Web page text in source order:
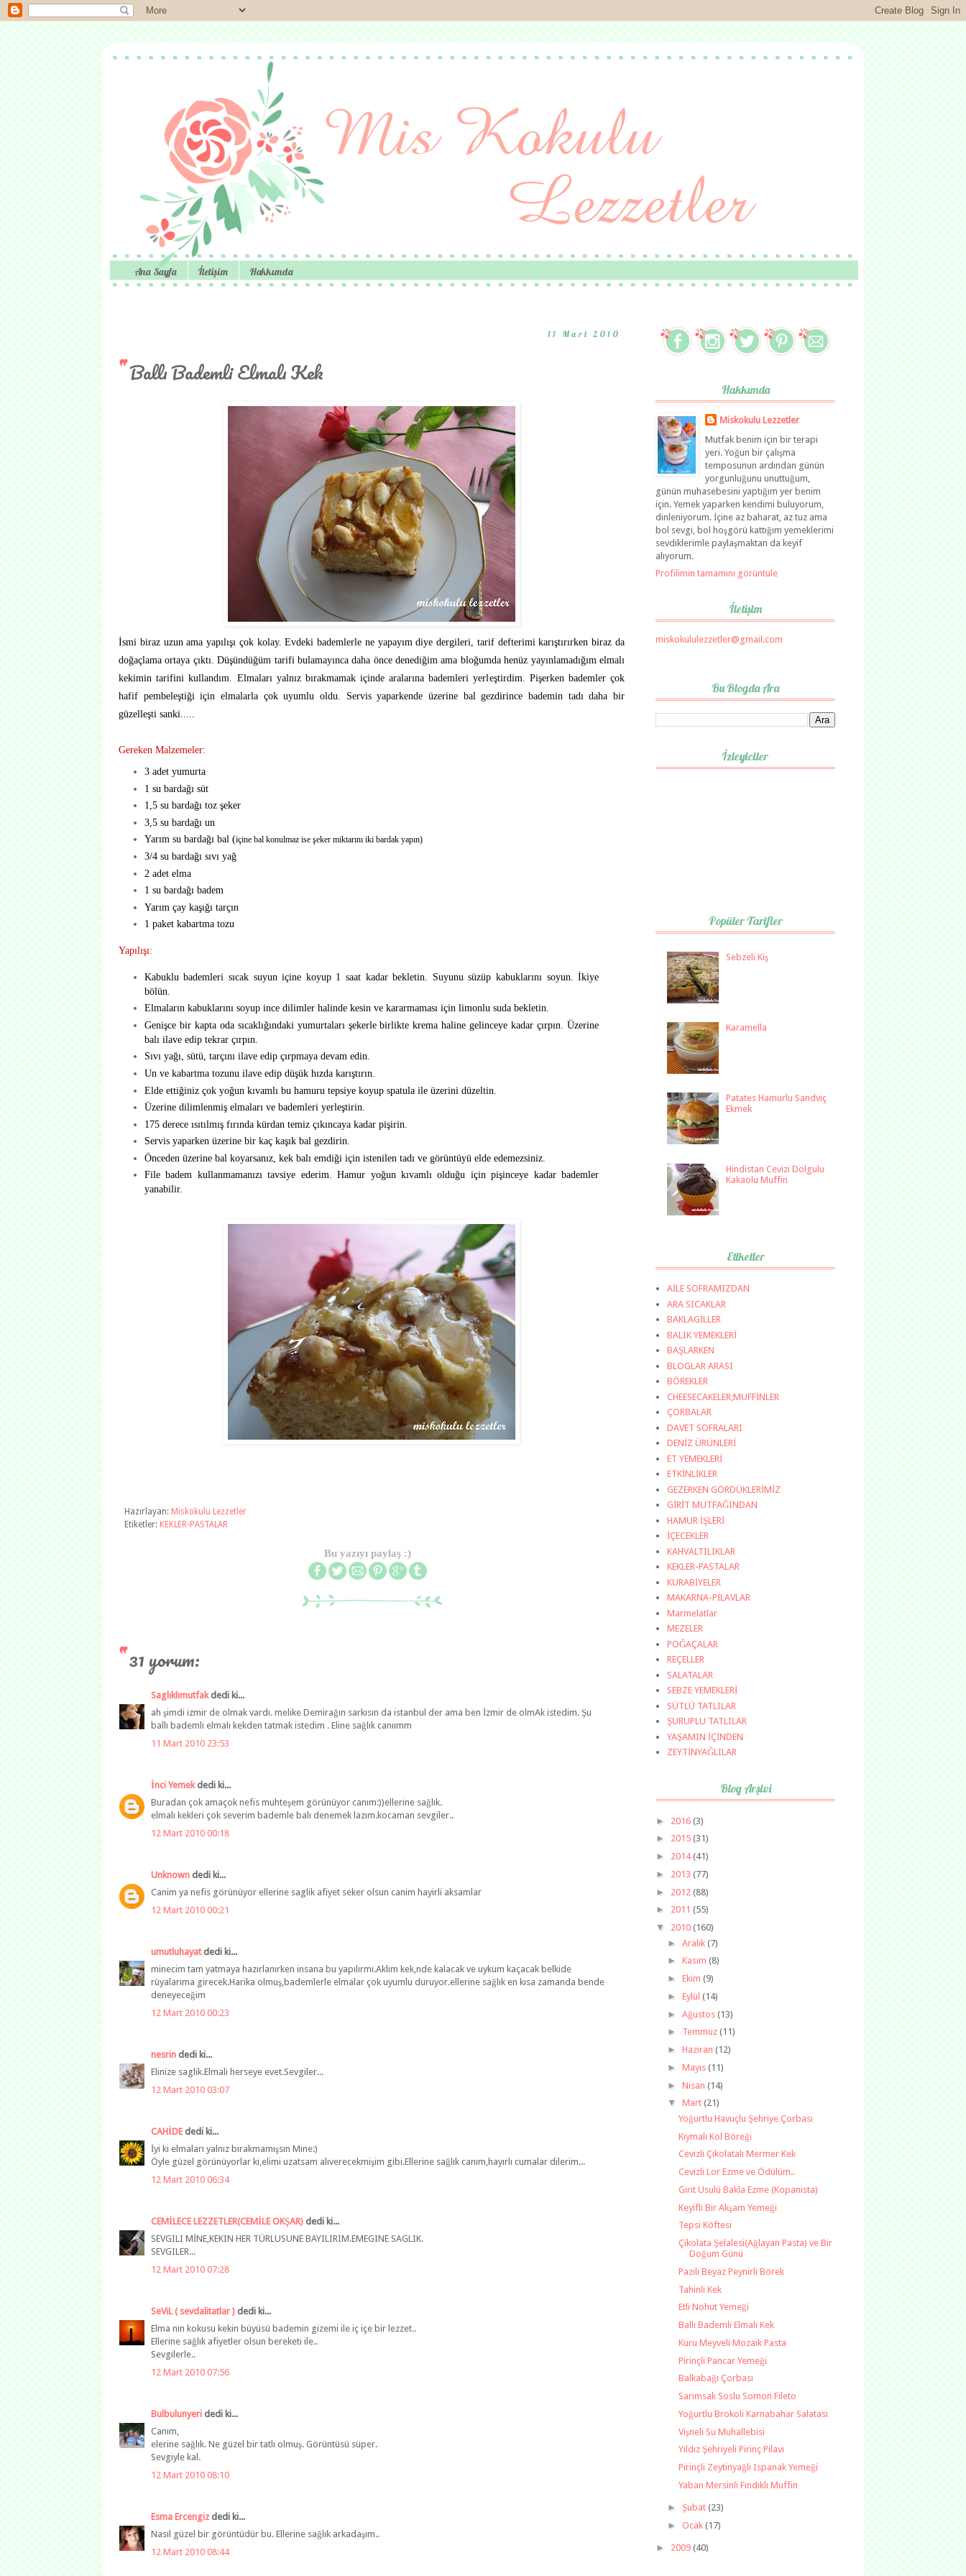
Ana Sayfa İletişim Hakkımda
11 Mart 2010
Ballı Bademli Elmalı Kek
İsmi biraz uzun ama yapılışı çok kolay. Evdeki bademlerle ne yapayım diye dergileri, tarif defterimi karıştırırken biraz da
doğaçlama ortaya çıktı. Düşündüğüm tarifi bulamayınca daha önce denediğim ama bloğumda henüz yayınlamadığım elmalı
kekimin tarifini kullandım. Elmaları yalnız bırakmamak içinde aralarına bademleri yerleştirdim. Pişerken bademler çok
hafif pembeleştiği için elmalarla çok uyumlu oldu. Servis yaparkende üzerine bal gezdirince bademin tadı daha bir
güzelleşti sanki.....
Gereken Malzemeler:
3 adet yumurta
1 su bardağı süt
1,5 su bardağı toz şeker
3,5 su bardağı un
Yarım su bardağı bal (içine bal konulmaz ise şeker miktarını iki bardak yapın)
3/4 su bardağı sıvı yağ
2 adet elma
1 su bardağı badem
Yarım çay kaşığı tarçın
1 paket kabartma tozu
Yapılışı:
Kabuklu bademleri sıcak suyun içine koyup 1 saat kadar bekletin. Suyunu süzüp kabuklarını soyun. İkiye
bölün.
Elmaların kabuklarını soyup ince dilimler halinde kesin ve kararmaması için limonlu suda bekletin.
Genişce bir kapta oda sıcaklığındaki yumurtaları şekerle birlikte krema haline gelinceye kadar çırpın. Üzerine
balı ilave edip tekrar çırpın.
Sıvı yağı, sütü, tarçını ilave edip çırpmaya devam edin.
Un ve kabartma tozunu ilave edip düşük hızda karıştırın.
Elde ettiğiniz çok yoğun kıvamlı bu hamuru tepsiye koyup spatula ile üzerini düzeltin.
Üzerine dilimlenmiş elmaları ve bademleri yerleştirin.
175 derece ısıtılmış fırında kürdan temiz çıkıncaya kadar pişirin.
Servis yaparken üzerine bir kaç kaşık bal gezdirin.
Önceden üzerine bal koyarsanız, kek balı emdiği için istenilen tadı ve görüntüyü elde edemezsiniz.
File badem kullanmamanızı tavsiye ederim. Hamur yoğun kıvamlı olduğu için pişinceye kadar bademler
yanabilir.
Hazırlayan: Miskokulu Lezzetler
Etiketler: KEKLER-PASTALAR
Bu yazıyı paylaş :)
31 yorum:
Saglıklımutfakdedi ki...
ah şimdi izmir de olmak vardı. melike Demirağın sarkısın da istanbul der ama ben İzmir de olmAk istedim. Şu
ballı bademli elmalı kekden tatmak istedim . Eline sağlık canıımm
11 Mart 2010 23:53
İnci Yemekdedi ki...
Buradan çok amaçok nefis muhteşem görünüyor canım:))ellerine sağlık.
elmalı kekleri çok severim bademle balı denemek lazım.kocaman sevgiler..
12 Mart 2010 00:18
Unknown dedi ki...
Canim ya nefis görünüyor ellerine saglik afiyet seker olsun canim hayirli aksamlar
12 Mart 2010 00:21
umutluhayatdedi ki...
minecim tam yatmaya hazırlanırken insana bu yapılırmı.Aklım kek,nde kalacak ve uykum kaçacak belkide
rüyalarıma girecek.Harika olmuş,bademlerle elmalar çok uyumlu duruyor.ellerine sağlık en kısa zamanda bende
deneyeceğim
12 Mart 2010 00:23
nesrin dedi ki...
Elinize saglik.Elmali herseye evet.Sevgiler...
12 Mart 2010 03:07
CAHİDE dedi ki...
İyi ki elmaları yalnız bırakmamışsın Mine:)
Öyle güzel görünüyorlar ki,elimi uzatsam alıverecekmişim gibi.Ellerine sağlık canım,hayırlı cumalar dilerim...
12 Mart 2010 06:34
CEMİLECE LEZZETLER(CEMİLE OKŞAR) dedi ki...
SEVGILI MİNE,KEKIN HER TÜRLUSUNE BAYILIRIM.EMEGINE SAGLIK.
SEVGILER...
12 Mart 2010 07:28
SeViL ( sevdalitatlar ) dedi ki...
Elma nın kokusu kekin büyüsü bademin gizemi ile iç içe bir lezzet..
Ellerine sağlık afiyetler olsun bereketi ile..
Sevgilerle..
12 Mart 2010 07:56
Bulbulunyeri dedi ki...
Canım,
elerine sağlık. Ne güzel bir tatlı olmuş. Görüntüsü süper.
Sevgiyle kal.
12 Mart 2010 08:10
Esma Ercengiz dedi ki...
Nasıl güzel bir görüntüdür bu. Ellerine sağlık arkadaşım..
12 Mart 2010 08:44
Hakkımda
Miskokulu Lezzetler
Mutfak benim için bir terapi
yeri. Yoğun bir çalışma
temposunun ardından günün
yorgunluğunu unuttuğum,
günün muhasebesini yaptığım yer benim
için. Yemek yaparken kendimi buluyorum,
dinleniyorum. İçine az baharat, az tuz ama
bol sevgi, bol hoşgörü kattığım yemeklerimi
sevdiklerimle paylaşmaktan da keyif
alıyorum.
Profilimin tamamını görüntüle
İletişim
miskokululezzetler@gmail.com
Bu Blogda Ara
İzleyiciler
Popüler Tarifler
Sebzeli Kiş
Karamella
Patates Hamurlu Sandviç
Ekmek
Hindistan Cevizi Dolgulu
Kakaolu Muffin
Etiketler
AİLE SOFRAMIZDAN
ARA SICAKLAR
BAKLAGİLLER
BALIK YEMEKLERİ
BAŞLARKEN
BLOGLAR ARASI
BÖREKLER
CHEESECAKELER;MUFFİNLER
ÇORBALAR
DAVET SOFRALARI
DENİZ ÜRÜNLERİ
ET YEMEKLERİ
ETKİNLİKLER
GEZERKEN GÖRDÜKLERİMİZ
GİRİT MUTFAĞINDAN
HAMUR İŞLERİ
İÇECEKLER
KAHVALTILIKLAR
KEKLER-PASTALAR
KURABİYELER
MAKARNA-PİLAVLAR
Marmelatlar
MEZELER
POĞAÇALAR
REÇELLER
SALATALAR
SEBZE YEMEKLERİ
SÜTLÜ TATLILAR
ŞURUPLU TATLILAR
YAŞAMIN İÇİNDEN
ZEYTİNYAĞLILAR
Blog Arşivi
► 2016 (3)
► 2015 (31)
► 2014(41)
► 2013 (77)
► 2012 (88)
► 2011 (55)
▼ 2010 (160)
► Aralık (7)
► Kasım (8)
► Ekim (9)
► Eylül (14)
► Ağustos (13)
► Temmuz (11)
► Haziran (12)
► Mayıs (11)
► Nisan (14)
▼ Mart (21)
Yoğurtlu Havuçlu Şehriye Çorbası
Kıymalı Kol Böreği
Cevizli Çikolatalı Mermer Kek
Cevizli Lor Ezme ve Ödülüm..
Girit Usulü Bakla Ezme (Kopanista)
Keyifli Bir Akşam Yemeği
Tepsi Köftesi
Çikolata Şelalesi(Ağlayan Pasta) ve Bir
Doğum Günü
Pazılı Beyaz Peynirli Börek
Tahinli Kek
Etli Nohut Yemeği
Ballı Bademli Elmalı Kek
Kuru Meyveli Mozaik Pasta
Pirinçli Pancar Yemeği
Balkabağı Çorbası
Sarımsak Soslu Somon Fileto
Yoğurtlu Brokoli Karnabahar Salatası
Vişneli Su Muhallebisi
Yıldız Şehriyeli Pirinç Pilavı
Pirinçli Zeytinyağlı Ispanak Yemeği
Yaban Mersinli Fındıklı Muffin
► Şubat (23)
► Ocak (17)
► 2009 (40)